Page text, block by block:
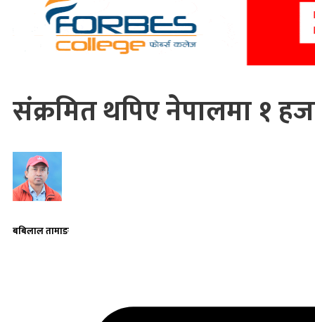
संक्रमित थपिए नेपालमा १
बबिलाल तामाङ